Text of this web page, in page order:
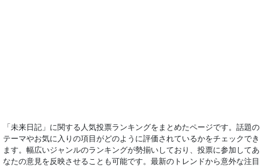
「未来日記」に関する人気投票ランキングをまとめたページです。話題の
テーマやお気に入りの項目がどのように評価されているかをチェックでき
ます。幅広いジャンルのランキングが勢揃いしており、投票に参加してあ
なたの意見を反映させることも可能です。最新のトレンドから意外な注目